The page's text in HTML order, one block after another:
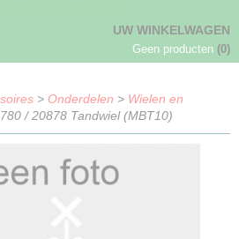
UW WINKELWAGEN
Geen producten (0)
> Onderdelen > Wielen en
/ 20878 Tandwiel (MBT10)